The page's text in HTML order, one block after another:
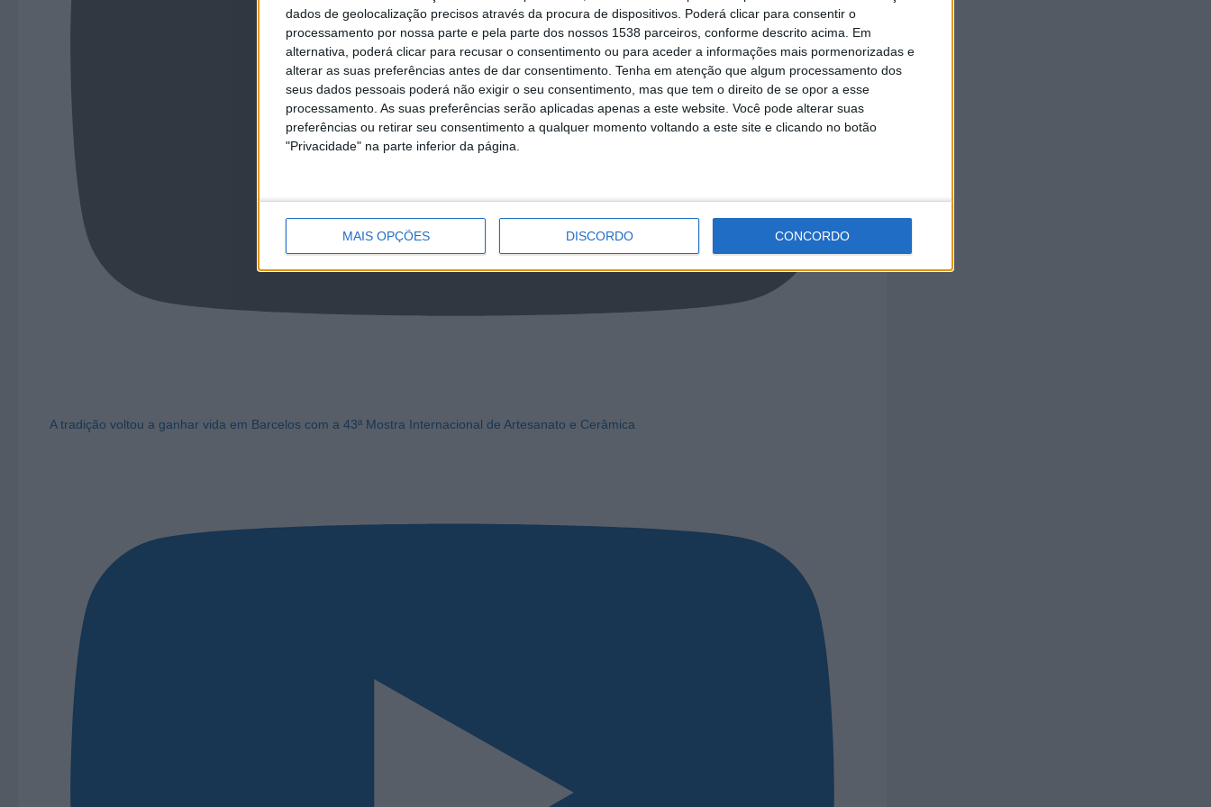
dados de geolocalização precisos através da procura de dispositivos. Poderá clicar para consentir o
processamento por nossa parte e pela parte dos nossos 1538 parceiros, conforme descrito acima. Em
alternativa, poderá clicar para recusar o consentimento ou para aceder a informações mais pormenorizadas e
alterar as suas preferências antes de dar consentimento. Tenha em atenção que algum processamento dos
seus dados pessoais poderá não exigir o seu consentimento, mas que tem o direito de se opor a esse
processamento. As suas preferências serão aplicadas apenas a este website. Você pode alterar suas
preferências ou retirar seu consentimento a qualquer momento voltando a este site e clicando no botão
"Privacidade" na parte inferior da página.
MAIS OPÇÕES DISCORDO CONCORDO
A tradição voltou a ganhar vida em Barcelos com a 43ª Mostra Internacional de Artesanato e Cerâmica